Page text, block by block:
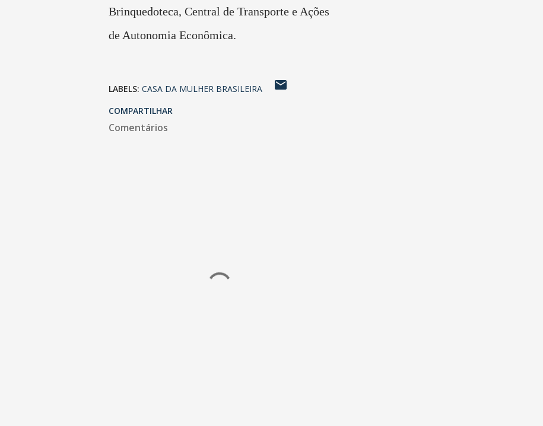
Brinquedoteca, Central de Transporte e Ações
de Autonomia Econômica.
LABELS: CASA DA MULHER BRASILEIRA
COMPARTILHAR
Comentários